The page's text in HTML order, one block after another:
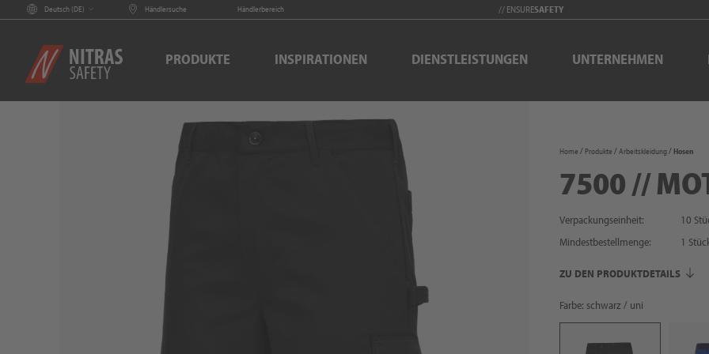
Deutsch (DE) Händlersuche Händlerbereich // ENSURESAFETY
PRODUKTE INSPIRATIONEN DIENSTLEISTUNGEN UNTERNEHMEN
Home Produkte Arbeitskleidung Hosen
7500 //
Verpackungseinheit:
10
Mindestbestellmenge:
1
ZU DEN PRODUKTDETAILS
Farbe: schwarz / uni